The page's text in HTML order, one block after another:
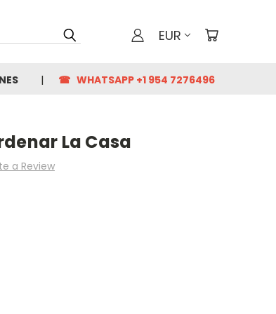
EUR
☎ WHATSAPP +1 954 7276496
La Casa
a Review